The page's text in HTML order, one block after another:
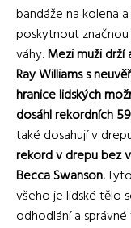
bandáže na kolena
poskytnout
váhy.Mezi muži
Ray Williams s
hranice lidských
dosáhl rekordních
také dosahují v
rekord v drepu bez
Becca Swanson.
všeho je lidské tělo
odhodlání a